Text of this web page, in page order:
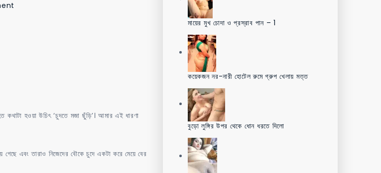
চুদতেহওয়া উচিৎ ‘চুদতে মজা ছুঁড়ি’। আমার এই ধারণা
গেছে এবং তারাও নিজেদের বৌকে চুদে একটা করে মেয়ে বের
মায়ের মুখ চোদা ও প্রস্রাব পান – 1
কয়েকজন নর-নারী হোটেল রুমে গ্রুপ খেলায় মত্ত
বুড়ো লুঙ্গির উপর থেকে ধোন ধরতে দিলো